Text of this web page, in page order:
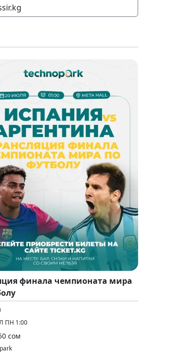
финала чемпионата мира
ПН 1:00
сом